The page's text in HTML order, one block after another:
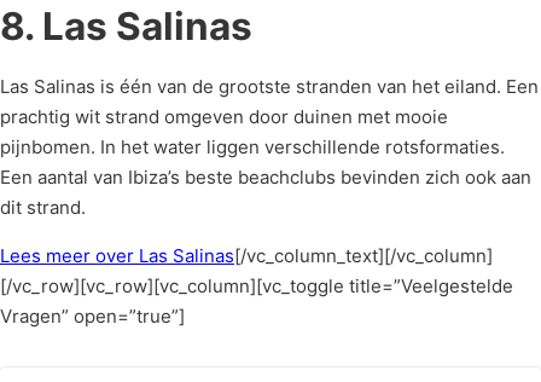
8. Las Salinas
Las Salinas is één van de grootste stranden van het eiland. Een
prachtig wit strand omgeven door duinen met mooie
pijnbomen. In het water liggen verschillende rotsformaties.
Een aantal van Ibiza’s beste beachclubs bevinden zich ook aan
dit strand.
Lees meer over Las Salinas[/vc_column_text][/vc_column]
[/vc_row][vc_row][vc_column][vc_toggle title=”Veelgestelde
Vragen” open=”true”]